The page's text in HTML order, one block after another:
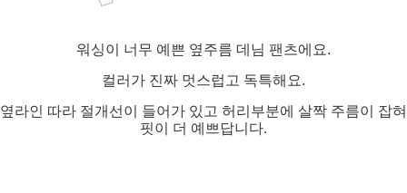
워싱이 너무 예쁜 옆주름 데님 팬츠에요.
컬러가 진짜 멋스럽고 독특해요.
옆라인 따라 절개선이 들어가 있고 허리부분에 살짝 주름이 잡혀
핏이 더 예쁘답니다.